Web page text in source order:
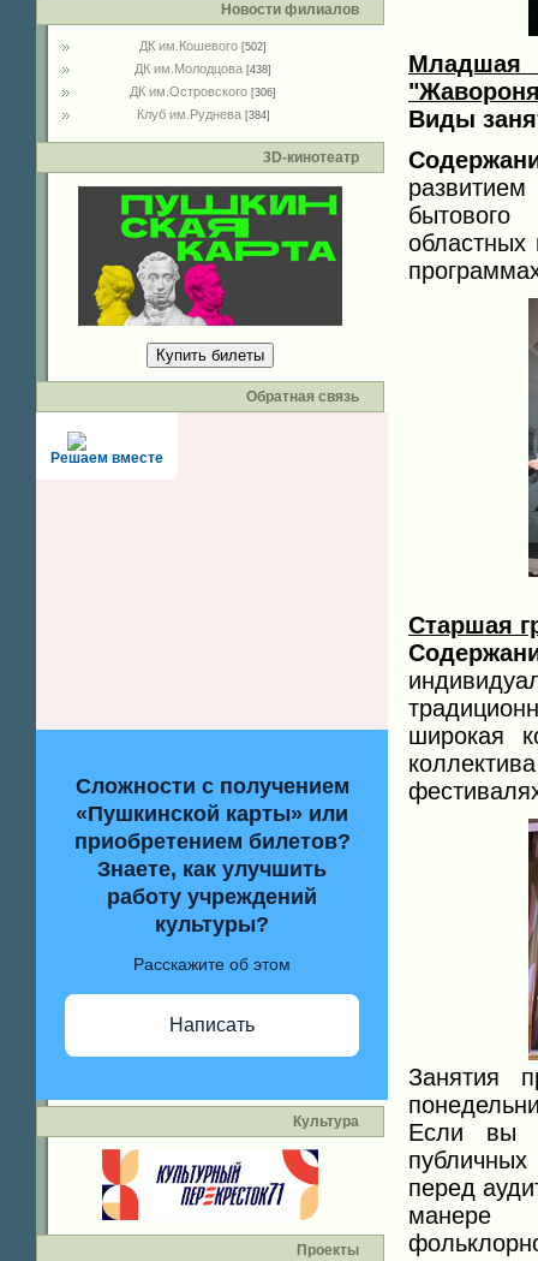
Новости филиалов
ДК им.Кошевого [502]
ДК им.Молодцова [438]
ДК им.Островского [306]
Клуб им.Руднева [384]
3D-кинотеатр
Купить билеты
Обратная связь
Решаем вместе
Сложности с получением
«Пушкинской карты» или
приобретением билетов?
Знаете, как улучшить
работу учреждений
культуры?
Расскажите об этом
Написать
Культура
Проекты
Виды
областных
Старшая
широкая
Занятия
Если вы
перед